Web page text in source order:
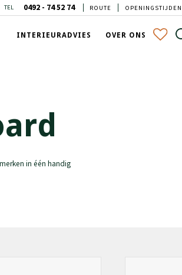
TEL 0492 - 74 52 74 ROUTE OPENINGSTIJDEN
INTERIEURADVIES OVER ONS
in één handig